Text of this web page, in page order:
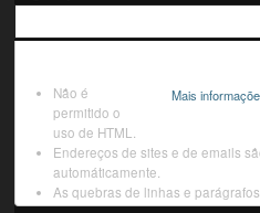
Mais
Não é
permitido o
uso de HTML.
Endereços de sites e de emails
automáticamente.
As quebras de linhas e